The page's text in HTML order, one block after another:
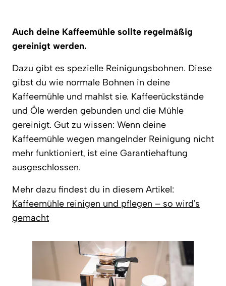
Auch deine Kaffeemühle sollte regelmäßig
gereinigt werden.
Dazu gibt es spezielle Reinigungsbohnen. Diese
gibst du wie normale Bohnen in deine
Kaffeemühle und mahlst sie. Kaffeerückstände
und Öle werden gebunden und die Mühle
gereinigt. Gut zu wissen: Wenn deine
Kaffeemühle wegen mangelnder Reinigung nicht
mehr funktioniert, ist eine Garantiehaftung
ausgeschlossen.
Mehr dazu findest du in diesem Artikel:
Kaffeemühle reinigen und pflegen – so wird’s
gemacht